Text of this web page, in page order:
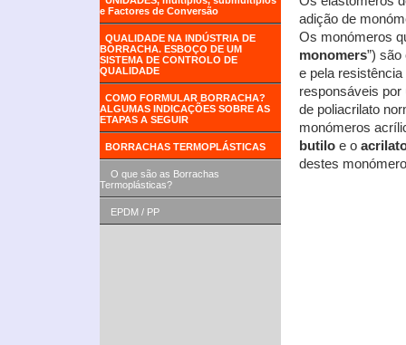
e Factores de Conversão
QUALIDADE NA INDÚSTRIA DE
BORRACHA. ESBOÇO DE UM
SISTEMA DE CONTROLO DE
QUALIDADE
COMO FORMULAR BORRACHA?
ALGUMAS INDICAÇÕES SOBRE AS
ETAPAS A SEGUIR
BORRACHAS TERMOPLÁSTICAS
O que são as Borrachas
Termoplásticas?
EPDM / PP
adição de
Os monómeros
monomers”)
e pela
responsáveis por
de poliacrilato
monómeros
butilo e o
destes